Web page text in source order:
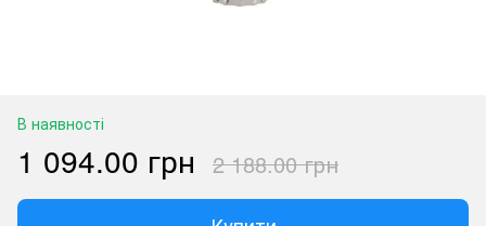
В наявності
1 094.00 грн 2 188.00 грн